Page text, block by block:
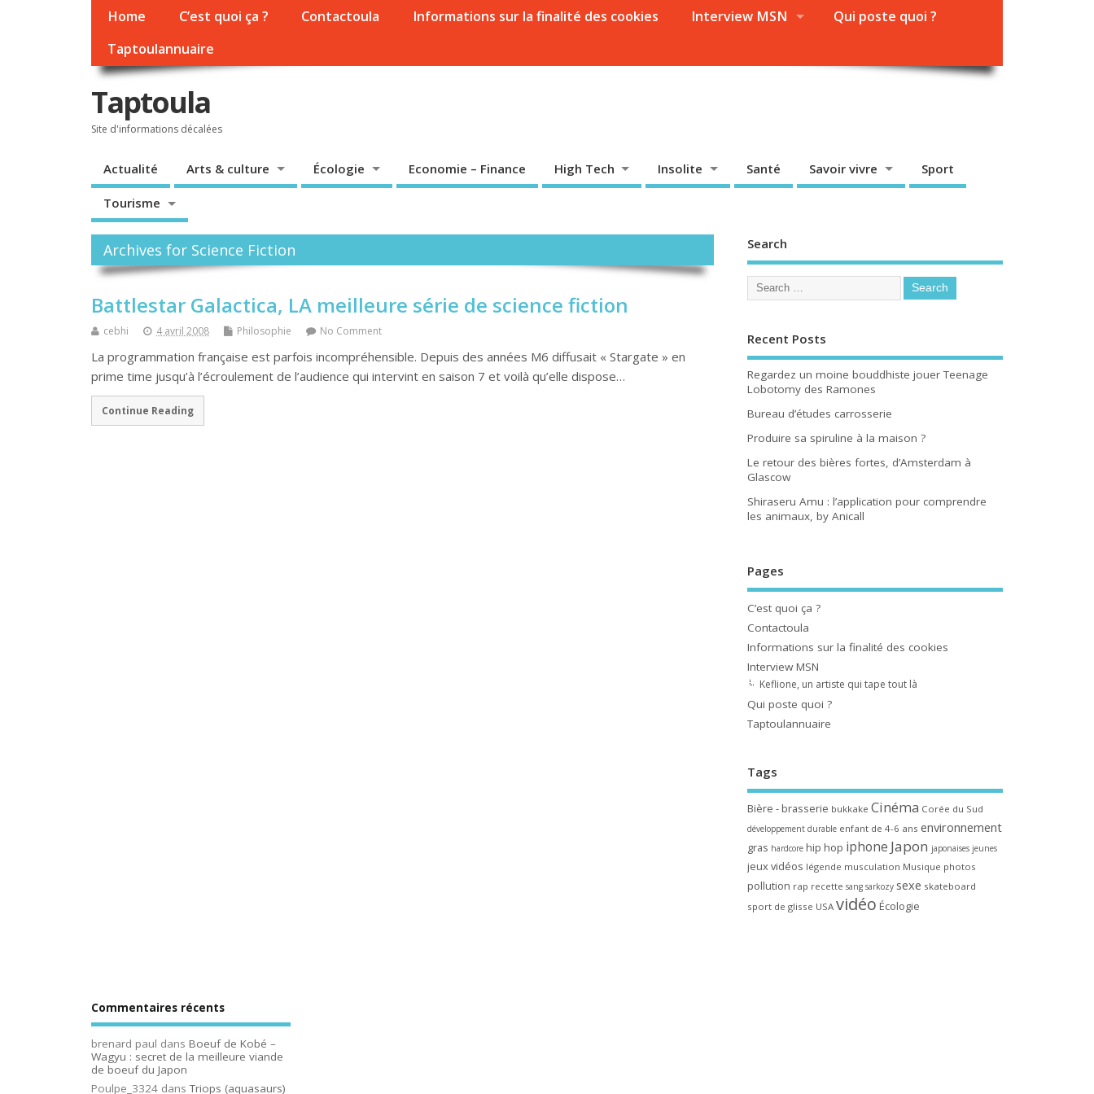
Home C’est quoi ça ? Contactoula Informations sur la finalité des cookies Interview MSN
Qui poste quoi ?
Taptoulannuaire
Taptoula
Site d'informations décalées
Actualité Arts & culture Écologie Economie – Finance High Tech Insolite Santé Savoir vivre Sport
Tourisme
Archives for Science Fiction
Battlestar Galactica, LA meilleure série de science fiction
cebhi 4 avril 2008 Philosophie No Comment
La programmation française est parfois incompréhensible. Depuis des années M6 diffusait « Stargate » en
prime time jusqu’à l’écroulement de l’audience qui intervint en saison 7 et voilà qu’elle dispose…
Continue Reading
Search
Recent Posts
Regardez un moine bouddhiste jouer Teenage
Lobotomy des Ramones
Bureau d’études carrosserie
Produire sa spiruline à la maison ?
Le retour des bières fortes, d’Amsterdam à
Glascow
Shiraseru Amu : l’application pour comprendre
les animaux, by Anicall
Pages
C’est quoi ça ?
Contactoula
Informations sur la finalité des cookies
Interview MSN
Keflione, un artiste qui tape tout là
Qui poste quoi ?
Taptoulannuaire
Tags
Bière - brasserie bukkake Cinéma Corée du Sud
développement durable enfant de 4-6 ans environnement
gras hardcore hip hop iphone Japon japonaises jeunes
jeux vidéos légende musculation Musique photos
pollution rap recette sang sarkozy sexe skateboard
sport de glisse USA vidéo Écologie
Commentaires récents
brenard paul dans Boeuf de Kobé –
Wagyu : secret de la meilleure viande
de boeuf du Japon
Poulpe_3324 dansTriops (aquasaurs)